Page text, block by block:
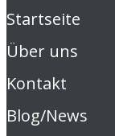
Startseite
Über uns
Kontakt
Blog/News